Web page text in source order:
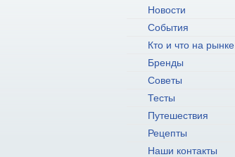
Новости
События
Кто и что на рынке
Бренды
Советы
Тесты
Путешествия
Рецепты
Наши контакты